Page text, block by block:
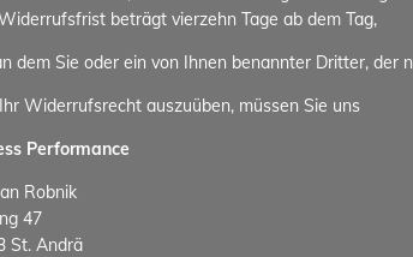
beträgt vierzehn Tage ab dem Tag,
dem Sie oder ein von Ihnen benannter Dritter, der
Widerrufsrecht auszuüben, müssen Sie uns
Performance
Robnik
47
St. Andrä